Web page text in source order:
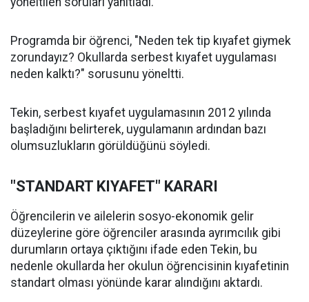
Programda bir öğrenci, "Neden tek tip kıyafet giymek
zorundayız? Okullarda serbest kıyafet uygulaması
neden kalktı?" sorusunu yöneltti.
Tekin, serbest kıyafet uygulamasının 2012 yılında
başladığını belirterek, uygulamanın ardından bazı
olumsuzlukların görüldüğünü söyledi.
"STANDART KIYAFET" KARARI
Öğrencilerin ve ailelerin sosyo-ekonomik gelir
düzeylerine göre öğrenciler arasında ayrımcılık gibi
durumların ortaya çıktığını ifade eden Tekin, bu
nedenle okullarda her okulun öğrencisinin kıyafetinin
standart olması yönünde karar alındığını aktardı.